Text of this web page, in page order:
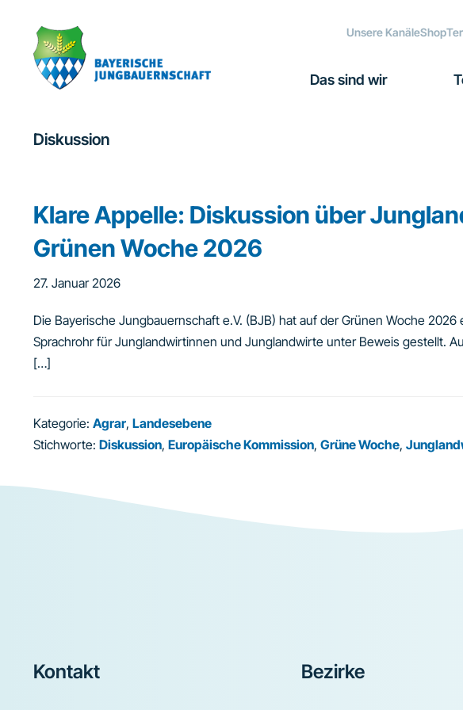
Hauptnavigation
springen
springen
Fußzeile
springen
Unsere KanäleShop
Das sind wir
Diskussion
Klare Appelle: Diskussion über
Grünen Woche 2026
27. Januar 2026
Die Bayerische Jungbauernschaft e.V. (BJB) hat auf der Grünen Woche 2026
Sprachrohr für Junglandwirtinnen und Junglandwirte unter Beweis gestellt.
[…]
Kategorie: Agrar, Landesebene
Stichworte: Diskussion, Europäische Kommission, Grüne Woche,
Footer
Kontakt Bezirke